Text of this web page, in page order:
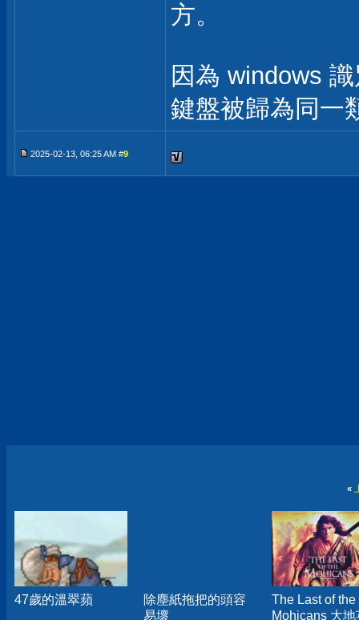
方。
因為 windows
鍵盤被歸為同一
2025-02-13, 06:25 AM #9
«
47歲的溫翠蘋
除塵紙拖把的頭容
易壞
The Last of the
Mohicans 大地